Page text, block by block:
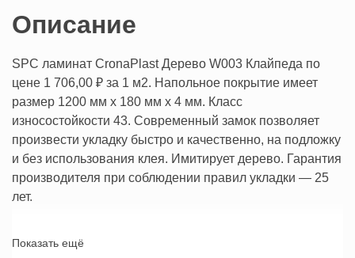
Описание
SPC ламинат CronaPlast Дерево W003 Клайпеда по
цене 1 706,00 ₽ за 1 м2. Напольное покрытие имеет
размер 1200 мм х 180 мм х 4 мм. Класс
износостойкости 43. Современный замок позволяет
произвести укладку быстро и качественно, на подложку
и без использования клея. Имитирует дерево. Гарантия
производителя при соблюдении правил укладки — 25
лет.
Клайпедаможно прямо в нашем интернет-магазине
Показать ещё